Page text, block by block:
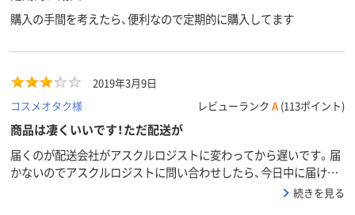
購入の手間を考えたら、便利なので定期的に購入してます
2019年3月9日
コスメオタク様
レビューランク A (113ポイント)
商品は凄くいいです！ただ配送が
届くのが配送会社がアスクルロジストに変わってから遅いです。届
かないのでアスクルロジストに問い合わせしたら、今日中に届ける
と言いながら配達来なかったです。アスクルロジストのコールセン
続きを見る